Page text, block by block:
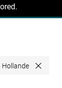
Hollande Close